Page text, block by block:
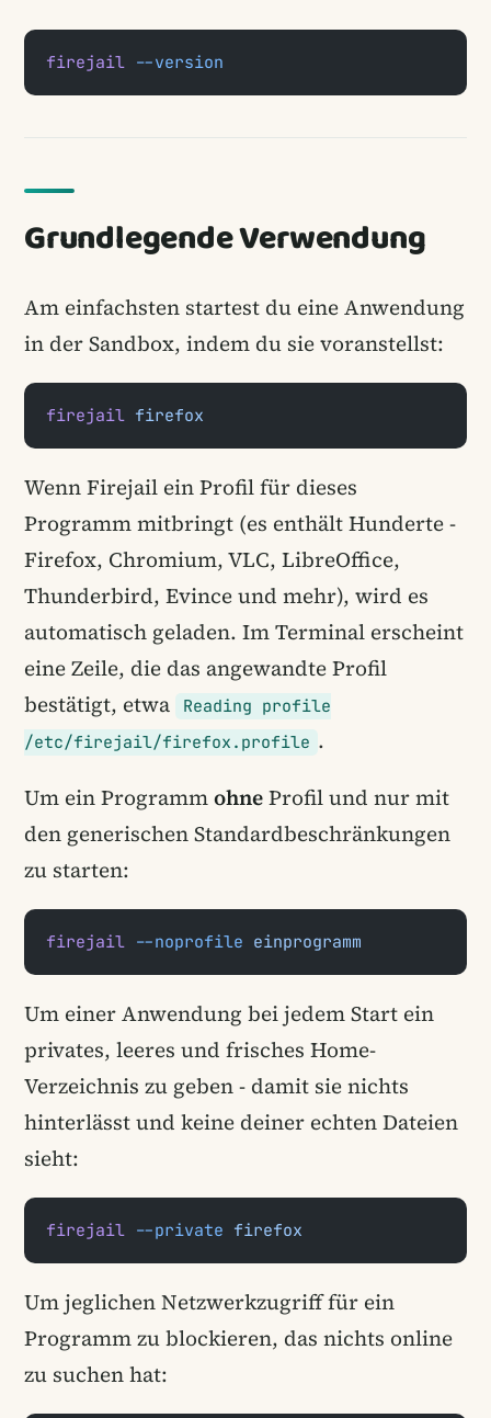
firejail --version
Grundlegende Verwendung
Am einfachsten startest du eine Anwendung
in der Sandbox, indem du sie voranstellst:
firejail firefox
Wenn Firejail ein Profil für dieses
Programm mitbringt (es enthält Hunderte -
Firefox, Chromium, VLC, LibreOffice,
Thunderbird, Evince und mehr), wird es
automatisch geladen. Im Terminal erscheint
eine Zeile, die das angewandte Profil
bestätigt, etwa
Reading profile
/etc/firejail/firefox.profile .
Um ein ProgrammohneProfil und nur mit
den generischen Standardbeschränkungen
zu starten:
firejail --noprofile einprogramm
Um einer Anwendung bei jedem Start ein
privates, leeres und frisches Home-
Verzeichnis zu geben - damit sie nichts
hinterlässt und keine deiner echten Dateien
sieht:
firejail --private firefox
Um jeglichen Netzwerkzugriff für ein
Programm zu blockieren, das nichts online
zu suchen hat: